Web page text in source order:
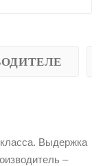
Выдержка
–